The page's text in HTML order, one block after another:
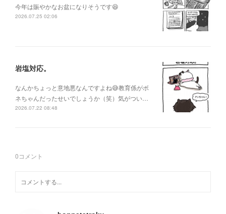
今年は賑やかなお盆になりそうです😆
2026.07.25 02:06
岩塩対応。
なんかちょっと意地悪なんですよね😅教育係がボ
ネちゃんだったせいでしょうか（笑）気がつい…
2026.07.22 08:48
0コメント